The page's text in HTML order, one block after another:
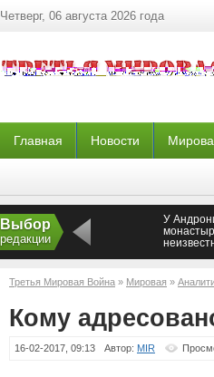
Четверг, 06 августа 2026 года
Главная Новости
Выбор
редакции
У
Третья Мировая Война » Мировая »
Кому
16-02-2017, 09:13 Автор: MIR